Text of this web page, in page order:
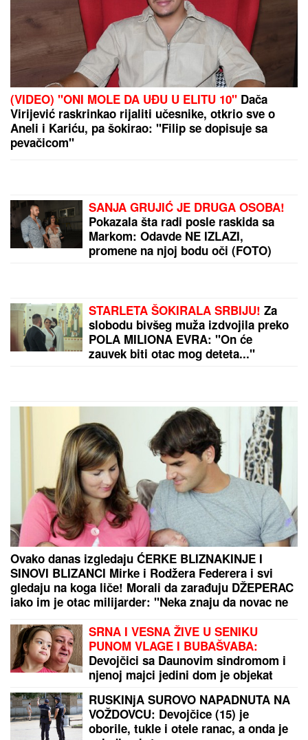
TRESE SE VAŠINGTON!Kineski nevidljivi lovac J-20
ide u OPASNU MISIJU – Pravi NEPROBOJNI ŠTIT
oko nuklearnih bombardera! (VIDEO)
Vic dana: Šta kaže lik u servisu kada ne može da
popravi telefon?